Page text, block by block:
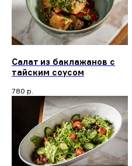
Салат из баклажанов с
тайским соусом
780 р.